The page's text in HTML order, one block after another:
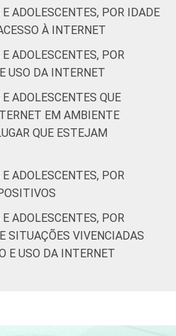
SM
97
Não tem
renda
90
Não sabe 95
Não
AB
C 92
DE 88
Não 72
ADOLESCENTES, POR IDADE
À INTERNET
ADOLESCENTES, POR
USO DA INTERNET
ADOLESCENTES QUE
EM AMBIENTE
QUE ESTEJAM
ADOLESCENTES, POR
ADOLESCENTES, POR
SITUAÇÕES VIVENCIADAS
E USO DA INTERNET